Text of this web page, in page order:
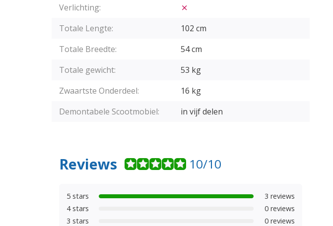
Verlichting:
Totale Lengte:
102 cm
Totale Breedte:
54 cm
Totale gewicht:
53 kg
Zwaartste Onderdeel:
16 kg
Demontabele Scootmobiel:
in vijf delen
Reviews 10/10
5 stars
3 reviews
4 stars
0 reviews
3 stars
0 reviews